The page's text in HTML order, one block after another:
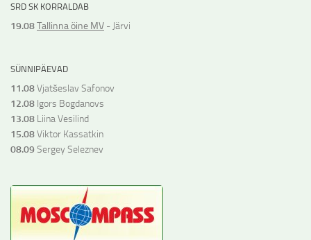
SRD SK KORRALDAB
19.08Tallinna öine MV - Järvi
SÜNNIPÄEVAD
11.08Vjatšeslav Safonov
12.08 Igors Bogdanovs
13.08 Liina Vesilind
15.08Viktor Kassatkin
08.09Sergey Seleznev